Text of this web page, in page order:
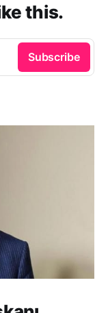
this.
Subscribe